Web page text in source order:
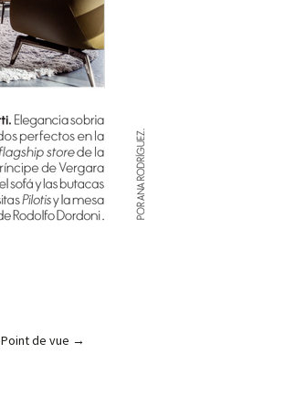
Point de vue →